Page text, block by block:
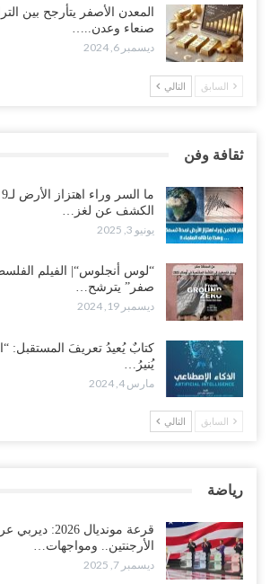
المعدن الأصفر يتأرجح بين
صنعاء وعدن..…
ديسمبر 6, 2024
السابق التالي
ثقافة وفن
الكشف عن لغز…
يونيو 3, 2025
“لوس أنجلوس“| الفيلم
صفر” يترشح…
ديسمبر 19, 2024
كتابٌ يُعيدُ تعريفَ المستقبل:
يُنيرُ…
مارس 4, 2024
السابق التالي
رياضة
قرعة مونديال
الأرجنتين.. ومواجهات…
ديسمبر 7, 2025